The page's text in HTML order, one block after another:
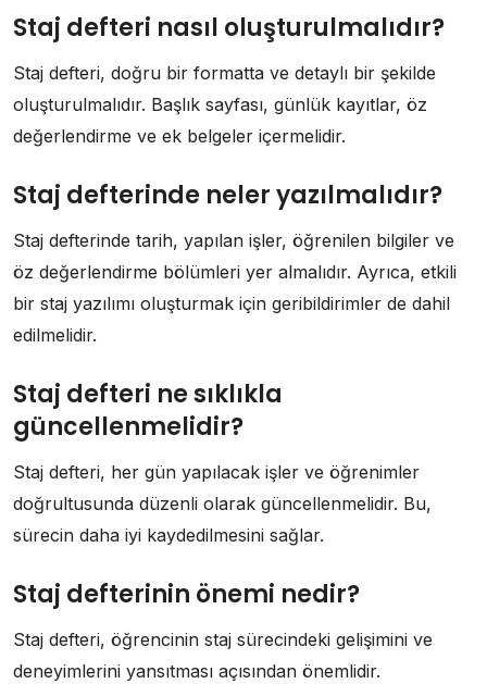
Staj defteri nasıl oluşturulmalıdır?
Staj defteri, doğru bir formatta ve detaylı bir şekilde
oluşturulmalıdır. Başlık sayfası, günlük kayıtlar, öz
değerlendirme ve ek belgeler içermelidir.
Staj defterinde neler yazılmalıdır?
Staj defterinde tarih, yapılan işler, öğrenilen bilgiler ve
öz değerlendirme bölümleri yer almalıdır. Ayrıca, etkili
bir staj yazılımı oluşturmak için geribildirimler de dahil
edilmelidir.
Staj defteri ne sıklıkla
güncellenmelidir?
Staj defteri, her gün yapılacak işler ve öğrenimler
doğrultusunda düzenli olarak güncellenmelidir. Bu,
sürecin daha iyi kaydedilmesini sağlar.
Staj defterinin önemi nedir?
Staj defteri, öğrencinin staj sürecindeki gelişimini ve
deneyimlerini yansıtması açısından önemlidir.